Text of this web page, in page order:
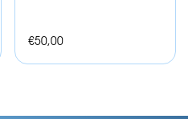
€50,00